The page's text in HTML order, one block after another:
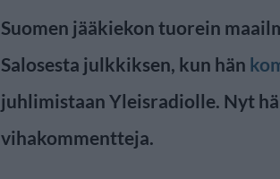
Suomen jääkiekon tuorein
Salosesta julkkiksen, kun hän
juhlimistaan Yleisradiolle. Nyt
vihakommentteja.